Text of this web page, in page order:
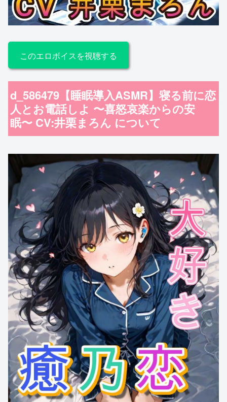
このエロボイスを視聴する
d_586479【睡眠導入ASMR】寝る前に恋
人とお電話しよ 〜喜怒哀楽からの安
眠〜 CV:井栗まろん について